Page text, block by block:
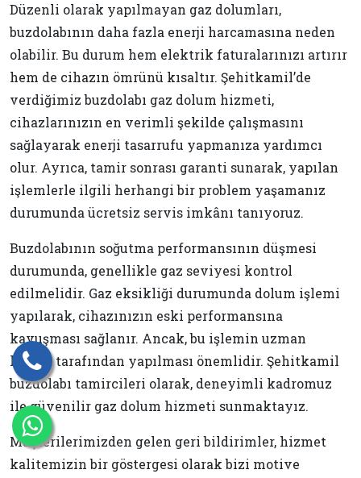
Düzenli olarak yapılmayan gaz dolumları,
buzdolabının daha fazla enerji harcamasına neden
olabilir. Bu durum hem elektrik faturalarınızı artırır
hem de cihazın ömrünü kısaltır. Şehitkamil’de
verdiğimiz buzdolabı gaz dolum hizmeti,
cihazlarınızın en verimli şekilde çalışmasını
sağlayarak enerji tasarrufu yapmanıza yardımcı
olur. Ayrıca, tamir sonrası garanti sunarak, yapılan
işlemlerle ilgili herhangi bir problem yaşamanız
durumunda ücretsiz servis imkânı tanıyoruz.
Buzdolabının soğutma performansının düşmesi
durumunda, genellikle gaz seviyesi kontrol
edilmelidir. Gaz eksikliği durumunda dolum işlemi
yapılarak, cihazınızın eski performansına
kavuşması sağlanır. Ancak, bu işlemin uzman
kişiler tarafından yapılması önemlidir. Şehitkamil
buzdolabı tamircileri olarak, deneyimli kadromuz
ile güvenilir gaz dolum hizmeti sunmaktayız.
Müşterilerimizden gelen geri bildirimler, hizmet
kalitemizin bir göstergesi olarak bizi motive